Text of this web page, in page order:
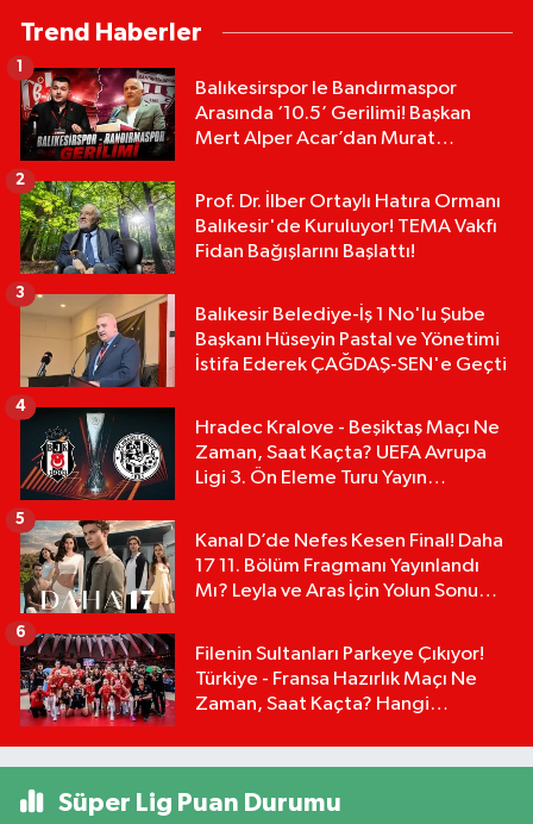
Trend Haberler
Balıkesirspor le Bandırmaspor
Arasında ‘10.5’ Gerilimi! Başkan
Mert Alper Acar’dan Murat
1
Prof. Dr. İlber Ortaylı Hatıra Ormanı
Balıkesir'de Kuruluyor! TEMA Vakfı
Fidan Bağışlarını Başlattı!
2
Balıkesir Belediye-İş 1 No'lu Şube
Başkanı Hüseyin Pastal ve Yönetimi
İstifa Ederek ÇAĞDAŞ-SEN'e Geçti
3
Hradec Kralove - Beşiktaş Maçı Ne
Zaman, Saat Kaçta? UEFA Avrupa
Ligi 3. Ön Eleme Turu Yayın
4
Kanal D’de Nefes Kesen Final! Daha
17 11. Bölüm Fragmanı Yayınlandı
Mı? Leyla ve Aras İçin Yolun Sonu
5
Filenin Sultanları Parkeye Çıkıyor!
Türkiye - Fransa Hazırlık Maçı Ne
Zaman, Saat Kaçta? Hangi
6
Süper Lig Puan Durumu